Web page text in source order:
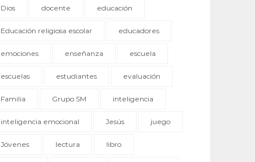
Dios docente educación
Educación religiosa escolar educadores
emociones enseñanza escuela
escuelas estudiantes evaluación
Familia Grupo SM inteligencia
inteligencia emocional Jesús juego
Jóvenes lectura libro